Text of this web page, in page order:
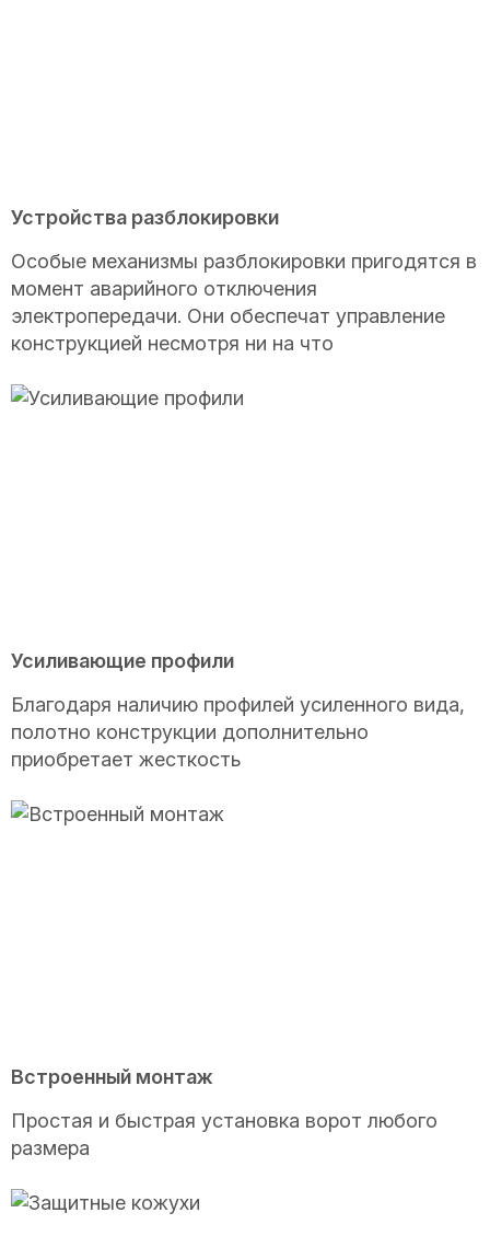
Устройства разблокировки
Особые механизмы разблокировки пригодятся в
момент аварийного отключения
электропередачи. Они обеспечат управление
конструкцией несмотря ни на что
Усиливающие профили
Благодаря наличию профилей усиленного вида,
полотно конструкции дополнительно
приобретает жесткость
Встроенный монтаж
Простая и быстрая установка ворот любого
размера